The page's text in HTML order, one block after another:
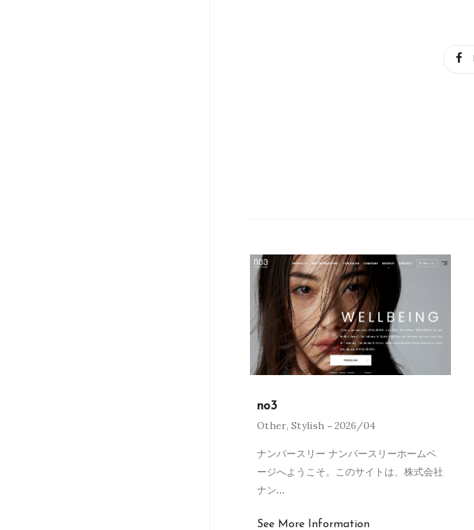
no3
Other,Stylish 2026/04
ナンバースリー ナンバースリーホームペ
ージへようこそ。このサイトは、株式会社
ナン…
See More Information